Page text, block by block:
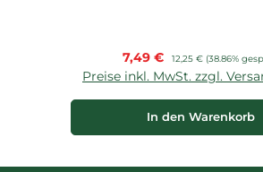
Verkaufspreis:
7,49 € Regulärer Preis:
12,25 € (38.86%
Preise inkl. MwSt. zzgl.
In den Warenkorb